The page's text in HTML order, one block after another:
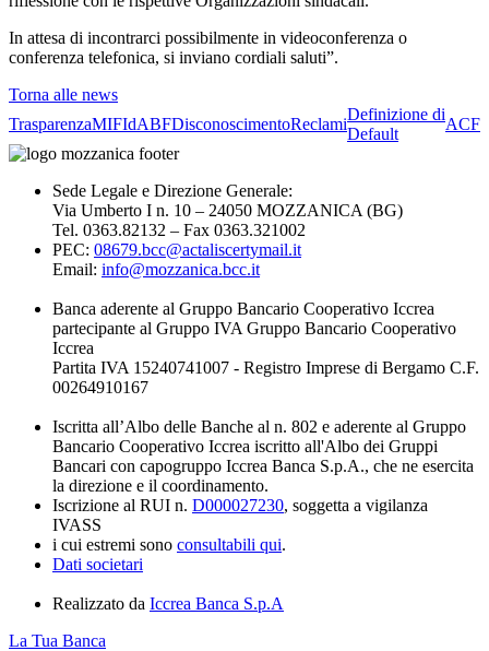
In attesa di incontrarci possibilmente in videoconferenza o
conferenza telefonica, si inviano cordiali saluti”.
Torna alle news
TrasparenzaMIFIdABFDisconoscimentoReclami
Definizione di
Default
ACF
Sede Legale e Direzione Generale:
Via Umberto I n. 10 – 24050 MOZZANICA (BG)
Tel. 0363.82132 – Fax 0363.321002
PEC: 08679.bcc@actaliscertymail.it
Email: info@mozzanica.bcc.it
Banca aderente al Gruppo Bancario Cooperativo Iccrea
partecipante al Gruppo IVA Gruppo Bancario Cooperativo
Iccrea
Partita IVA 15240741007 - Registro Imprese di Bergamo C.F.
00264910167
Iscritta all’Albo delle Banche al n. 802 e aderente al Gruppo
Bancario Cooperativo Iccrea iscritto all'Albo dei Gruppi
Bancari con capogruppo Iccrea Banca S.p.A., che ne esercita
la direzione e il coordinamento.
Iscrizione al RUI n. D000027230, soggetta a vigilanza
IVASS
i cui estremi sono consultabili qui.
Dati societari
Realizzato da Iccrea Banca S.p.A
La Tua Banca